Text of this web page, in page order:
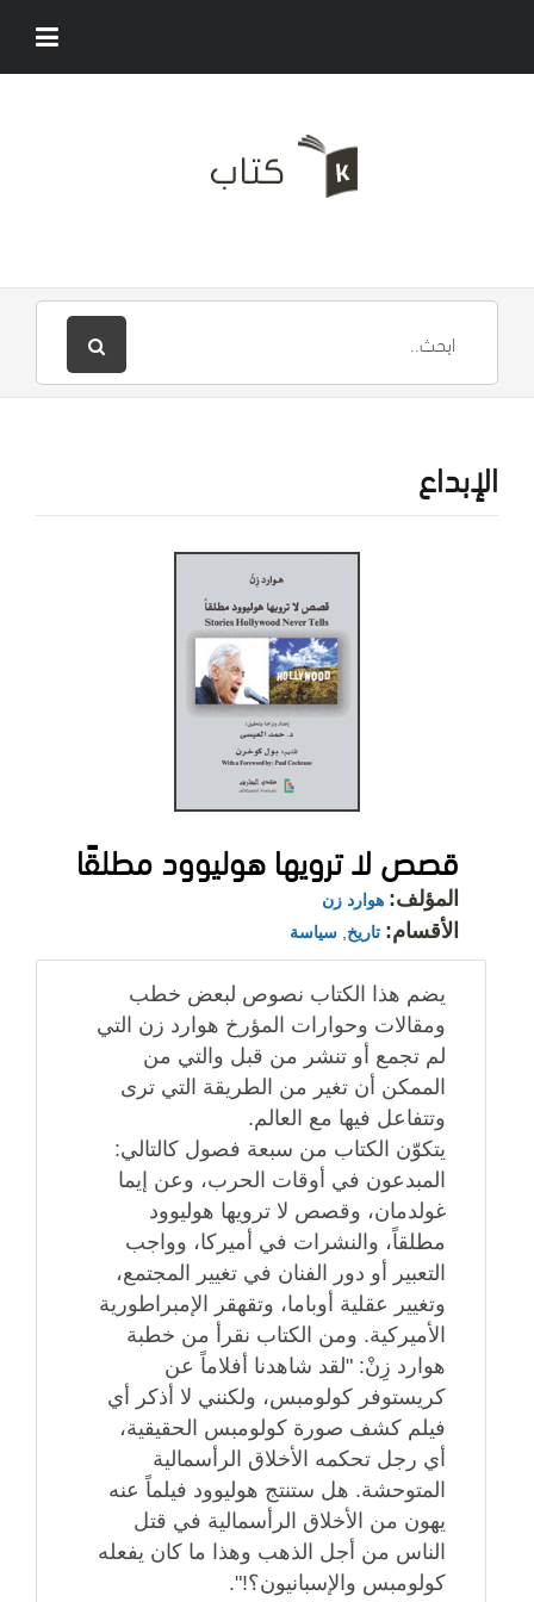
الإبداع
قصص لا ترويها هوليوود مطلقًا
المؤلف: هوارد زن
الأقسام: تاريخ سياسة
يضم هذا الكتاب نصوص لبعض خطب
ومقالات وحوارات المؤرخ هوارد زن التي
لم تجمع أو تنشر من قبل والتي من
الممكن أن تغير من الطريقة التي ترى
وتتفاعل فيها مع العالم.
يتكوّن الكتاب من سبعة فصول كالتالي:
المبدعون في أوقات الحرب، وعن إيما
غولدمان، وقصص لا ترويها هوليوود
مطلقاً، والنشرات في أميركا، وواجب
التعبير أو دور الفنان في تغيير المجتمع،
وتغيير عقلية أوباما، وتقهقر الإمبراطورية
الأميركية. ومن الكتاب نقرأ من خطبة
هوارد زِنْ: "لقد شاهدنا أفلاماً عن
كريستوفر كولومبس، ولكنني لا أذكر أي
فيلم كشف صورة كولومبس الحقيقية،
أي رجل تحكمه الأخلاق الرأسمالية
المتوحشة. هل ستنتج هوليوود فيلماً عنه
يهون من الأخلاق الرأسمالية في قتل
الناس من أجل الذهب وهذا ما كان يفعله
كولومبس والإسبانيون؟!".